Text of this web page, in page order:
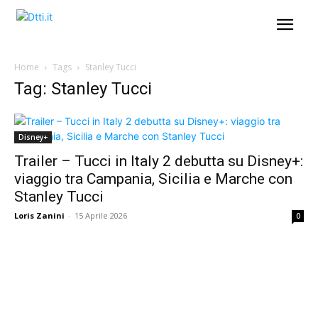
Home Tags Stanley Tucci
Tag: Stanley Tucci
Disney+
Trailer – Tucci in Italy 2 debutta su Disney+:
viaggio tra Campania, Sicilia e Marche con
Stanley Tucci
Loris Zanini - 15 Aprile 2026 0